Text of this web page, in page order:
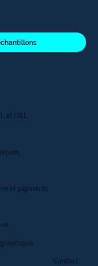
et OSL
et pigments
Contact